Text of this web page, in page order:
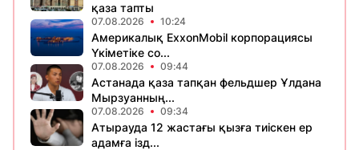
қаза тапты
07.08.2026 10:24
Америкалық ExxonMobil корпорациясы
Үкіметіке со...
07.08.2026 09:44
Астанада қаза тапқан фельдшер Ұлдана
Мырзуанның...
07.08.2026 09:34
Атырауда 12 жастағы қызға тиіскен ер
адамға ізд...